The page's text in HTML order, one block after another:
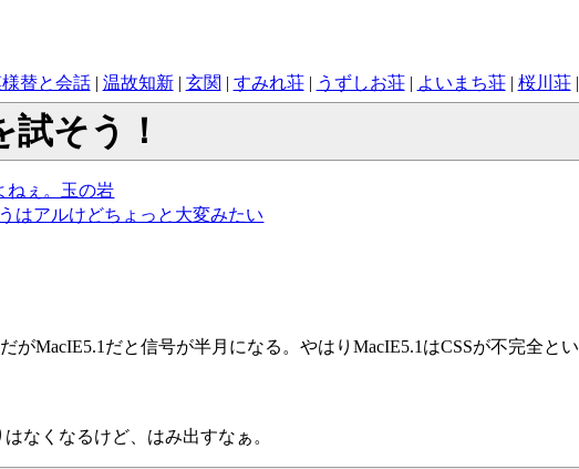
替と会話| 温故知新| 玄関 | すみれ荘| うずしお荘| よいまち荘| 桜川荘|
試そう！
ねぇ。玉の岩
はアルけどちょっと大変みたい
がMacIE5.1だと信号が半月になる。やはりMacIE5.1はCSSが不完全と
なくなるけど、はみ出すなぁ。